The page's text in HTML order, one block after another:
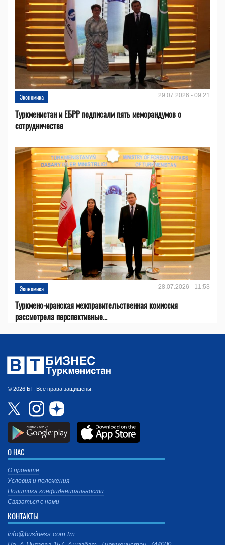
Экономика 29.07.2026 - 09:21
Туркменистан и ЕБРР подписали пять меморандумов о
сотрудничестве
Экономика 28.07.2026 - 11:53
Туркмено-иранская межправительственная комиссия
рассмотрела перспективные...
© 2026 БТ. Все права защищены.
О НАС
О проекте
Условия и положения
Политика конфиденциальности
Связаться с нами
КОНТАКТЫ
info@business.com.tm